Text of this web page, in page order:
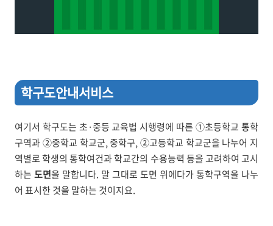
학구도안내서비스
여기서 학구도는 초·중등 교육법 시행령에 따른 ①초등학교 통학
구역과 ②중학교 학교군, 중학구, ②고등학교 학교군을 나누어 지
역별로 학생의 통학여건과 학교간의 수용능력 등을 고려하여 고시
하는 도면을 말합니다. 말 그대로 도면 위에다가 통학구역을 나누
어 표시한 것을 말하는 것이지요.